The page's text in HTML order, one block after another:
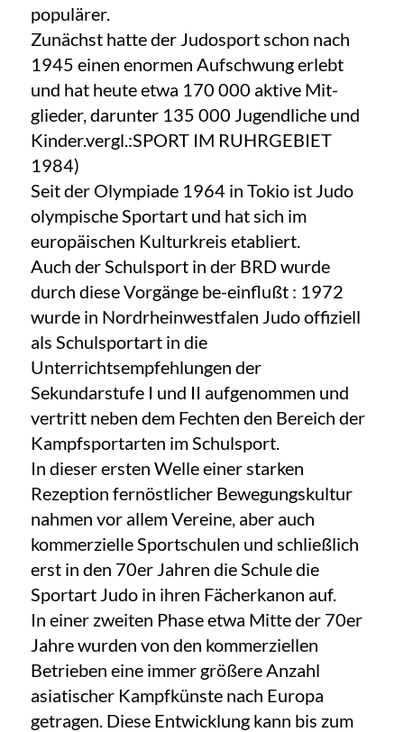
populärer.
Zunächst hatte der Judosport schon nach
1945 einen enormen Aufschwung erlebt
und hat heute etwa 170 000 aktive Mit-
glieder, darunter 135 000 Jugendliche und
Kinder.vergl.:SPORT IM RUHRGEBIET
1984)
Seit der Olympiade 1964 in Tokio ist Judo
olympische Sportart und hat sich im
europäischen Kulturkreis etabliert.
Auch der Schulsport in der BRD wurde
durch diese Vorgänge be-einflußt : 1972
wurde in Nordrheinwestfalen Judo offiziell
als Schulsportart in die
Unterrichtsempfehlungen der
Sekundarstufe I und II aufgenommen und
vertritt neben dem Fechten den Bereich der
Kampfsportarten im Schulsport.
In dieser ersten Welle einer starken
Rezeption fernöstlicher Bewegungskultur
nahmen vor allem Vereine, aber auch
kommerzielle Sportschulen und schließlich
erst in den 70er Jahren die Schule die
Sportart Judo in ihren Fächerkanon auf.
In einer zweiten Phase etwa Mitte der 70er
Jahre wurden von den kommerziellen
Betrieben eine immer größere Anzahl
asiatischer Kampfkünste nach Europa
getragen. Diese Entwicklung kann bis zum